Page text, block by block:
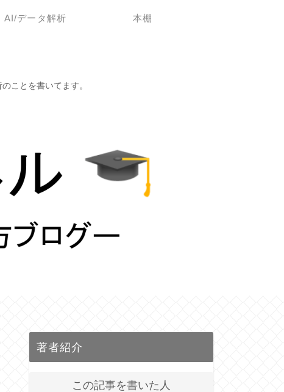
ことを書いてます。
AI/データ解析 本棚
著者紹介
この記事を書いた人